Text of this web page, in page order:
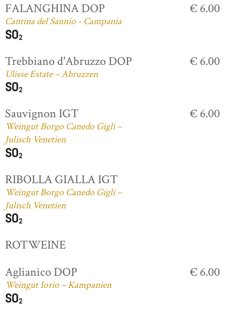
FALANGHINA DOP
Cantina del Sannio - Campania
€ 6.00
Trebbiano d'Abruzzo DOP
Ulisse Estate – Abruzzen
€ 6.00
Sauvignon IGT
Weingut Borgo Canedo Gigli –
Julisch Venetien
€ 6.00
RIBOLLA GIALLA IGT
Weingut Borgo Canedo Gigli –
Julisch Venetien
ROTWEINE
Aglianico DOP
Weingut Iorio – Kampanien
€ 6.00